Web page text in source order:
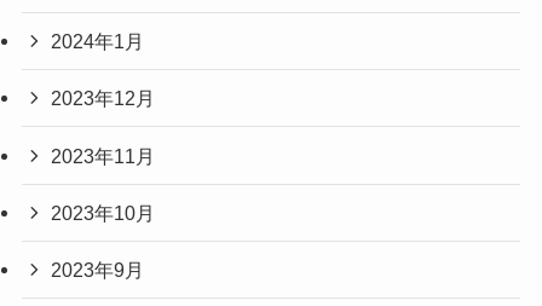
2024年1月
2023年12月
2023年11月
2023年10月
2023年9月